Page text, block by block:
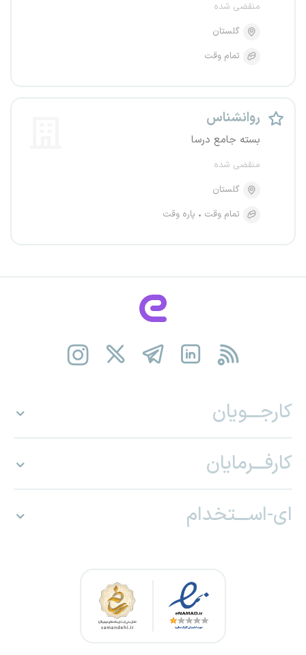
منقضی شده
گلستان
تمام وقت
روانشناس
بسته جامع درسا
منقضی شده
گلستان
تمام وقت
پاره وقت
کارجـــویان
کارفـــرمایان
ای-اســـتخدام